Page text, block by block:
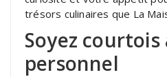
trésors culinaires que La
Soyez courtois
personnel